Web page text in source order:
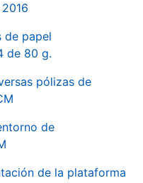
de papel
de 80 g.
pólizas de
de
de la plataforma